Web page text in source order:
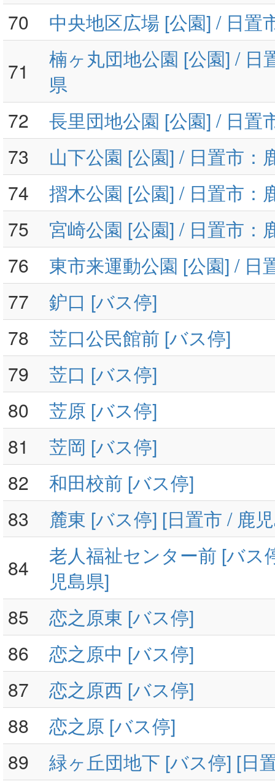
70
中央地区広場 [公園] / 日置
71
楠ヶ丸団地公園 [公園] / 日
県
72
長里団地公園 [公園] / 日置
73
山下公園 [公園] / 日置市：
74
摺木公園 [公園] / 日置市：
75
宮崎公園 [公園] / 日置市：
76
東市来運動公園 [公園] / 日
77
鈩口 [バス停]
78
苙口公民館前 [バス停]
79
苙口 [バス停]
80
苙原 [バス停]
81
苙岡 [バス停]
82
和田校前 [バス停]
83
麓東 [バス停] [日置市 / 鹿
84
老人福祉センター前 [バス
児島県]
85
恋之原東 [バス停]
86
恋之原中 [バス停]
87
恋之原西 [バス停]
88
恋之原 [バス停]
89
緑ヶ丘団地下 [バス停] [日